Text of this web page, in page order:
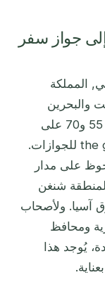
جواز سفر
المملكة
والبحرين
وعُمان, جوازات سفر تتراوح بين المرتبة 55 و70 على
مؤشر the global passport mobility index للجوازات.
على مدار
لمنطقة شنغن
آسيا. ولأصحاب
ومحافظ
يُوجد هذا